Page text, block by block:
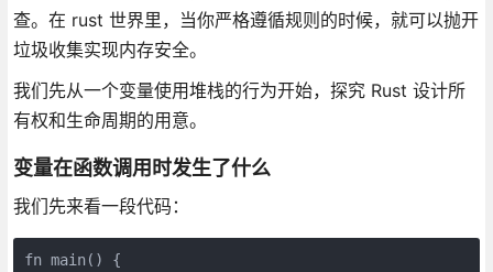
查。在 rust 世界里，当你严格遵循规则的时候，就可以抛开
垃圾收集实现内存安全。
我们先从一个变量使用堆栈的行为开始，探究 Rust 设计所
有权和生命周期的用意。
变量在函数调用时发生了什么
我们先来看一段代码：
fn main() {